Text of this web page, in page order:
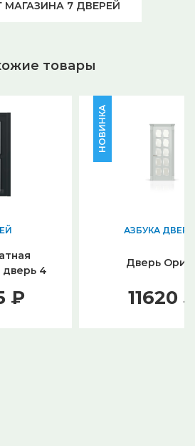
МАГАЗИНА 7 ДВЕРЕЙ
товары
4
₽
НОВИНКА
АЗБУКА
Дверь
11620